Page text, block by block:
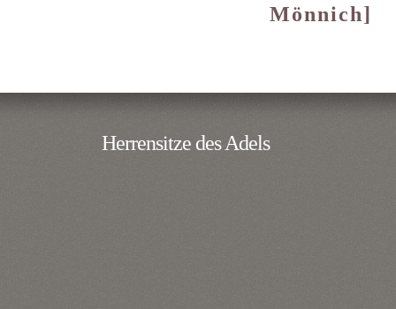
Mönnich]
Herrensitze des Adels